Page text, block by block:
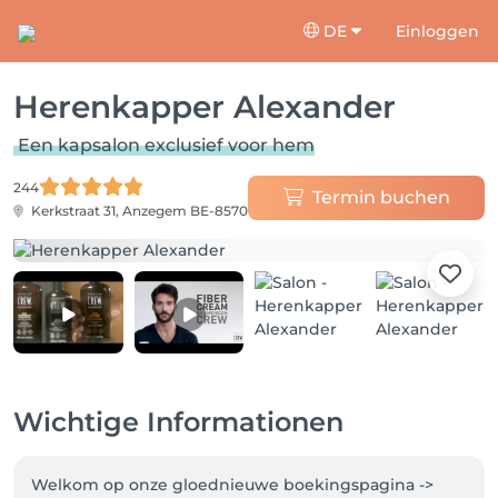
DE Einloggen
Herenkapper Alexander
Een kapsalon exclusief voor hem
244
Kerkstraat 31, Anzegem BE-8570
Termin buchen
Wichtige Informationen
Welkom op onze gloednieuwe boekingspagina ->